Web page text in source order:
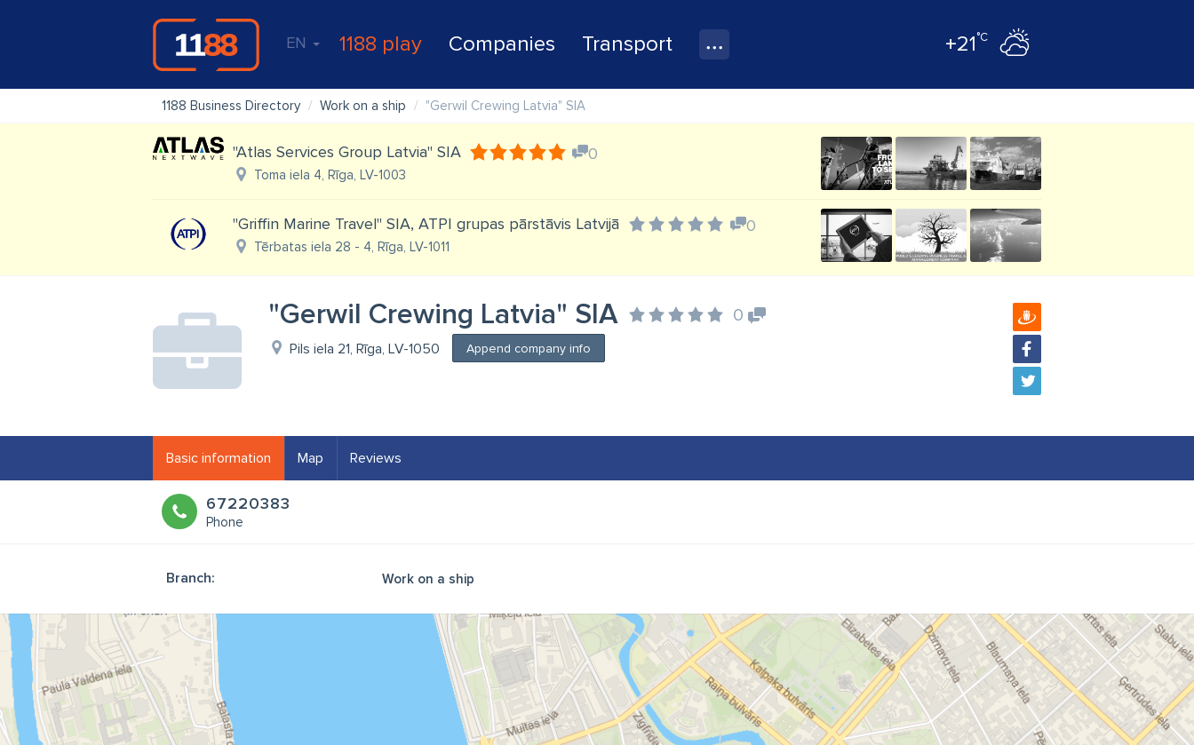
EN 1188 play Companies Transport +21°C
1188 Business Directory Work on a ship "Gerwil Crewing Latvia" SIA
"Atlas Services Group Latvia" SIA 0
Toma iela 4, Rīga, LV-1003
''Griffin Marine Travel'' SIA, ATPI grupas pārstāvis Latvijā 0
Tērbatas iela 28 - 4, Rīga, LV-1011
"Gerwil Crewing Latvia" SIA 0
Pils iela 21, Rīga, LV-1050 Append company info
Basic information Map Reviews
67220383
Phone
Branch: Work on a ship